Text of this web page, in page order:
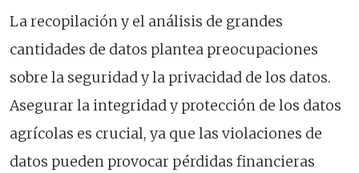
La recopilación y el análisis de grandes
cantidades de datos plantea preocupaciones
sobre la seguridad y la privacidad de los datos.
Asegurar la integridad y protección de los datos
agrícolas es crucial, ya que las violaciones de
datos pueden provocar pérdidas financieras